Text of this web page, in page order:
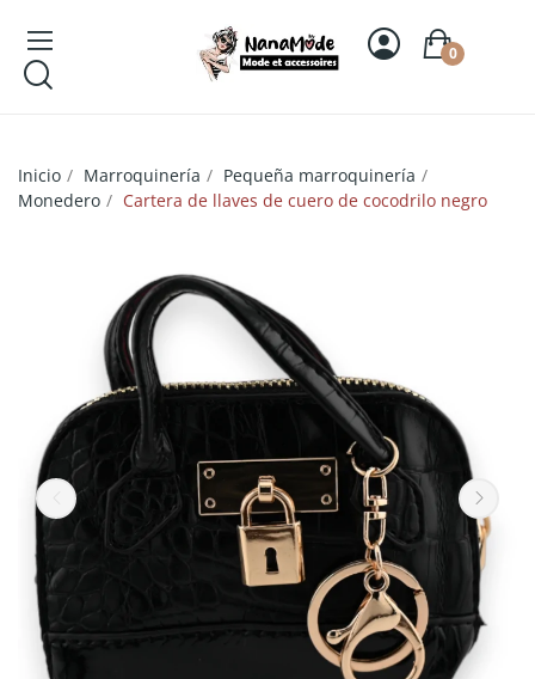
0
Inicio Marroquinería
Pequeña marroquinería
Monedero
Cartera de llaves de cuero de cocodrilo negro